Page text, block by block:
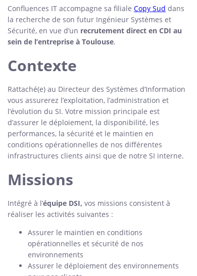
Confluences IT accompagne sa filiale Copy Sud dans
la recherche de son futur Ingénieur Systèmes et
Sécurité, en vue d’un recrutement direct en CDI au
sein de l’entreprise à Toulouse.
Contexte
Rattaché(e) au Directeur des Systèmes d’Information
vous assurerez l’exploitation, l’administration et
l’évolution du SI. Votre mission principale est
d’assurer le déploiement, la disponibilité, les
performances, la sécurité et le maintien en
conditions opérationnelles de nos différentes
infrastructures clients ainsi que de notre SI interne.
Missions
Intégré à l’équipe DSI, vos missions consistent à
réaliser les activités suivantes :
Assurer le maintien en conditions
opérationnelles et sécurité de nos
environnements
Assurer le déploiement des environnements